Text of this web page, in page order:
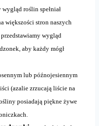
roślin spełniał
większości stron naszych
wygląd
aby każdy mógł
lub późnojesiennym
(azalie zrzucają liście na
posiadają piękne żywe